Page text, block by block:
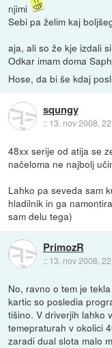
njimi
Sebi pa želim kaj
aja, ali so že kje izdali
Odkar imam doma
Hose, da bi še kdaj
squngy
:: 13. nov 2008,
48xx serije od atija se
načeloma ne najbolj
Lahko pa seveda sam
hladilnik in ga
sam delu tega)
PrimozR
:: 13. nov 2008,
No, ravno o tem je
kartic so posledia
tišino. V driverjih lahko
temepraturah v okolici
zaradi dual slota malo